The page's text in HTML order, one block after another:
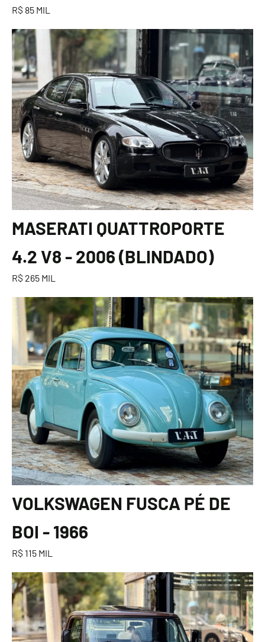
R$ 85 MIL
MASERATI QUATTROPORTE
4.2 V8 - 2006 (BLINDADO)
R$ 265 MIL
VOLKSWAGEN FUSCA PÉ DE
BOI - 1966
R$ 115 MIL